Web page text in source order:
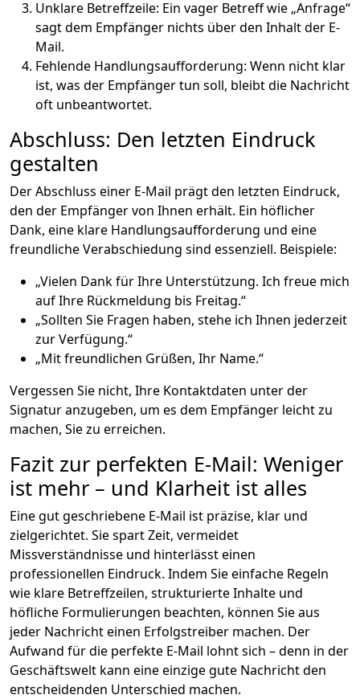
Unklare Betreffzeile: Ein vager Betreff wie „Anfrage“
sagt dem Empfänger nichts über den Inhalt der E-
Mail.
Fehlende Handlungsaufforderung: Wenn nicht klar
ist, was der Empfänger tun soll, bleibt die Nachricht
oft unbeantwortet.
Abschluss: Den letzten Eindruck
gestalten
Der Abschluss einer E-Mail prägt den letzten Eindruck,
den der Empfänger von Ihnen erhält. Ein höflicher
Dank, eine klare Handlungsaufforderung und eine
freundliche Verabschiedung sind essenziell. Beispiele:
„Vielen Dank für Ihre Unterstützung. Ich freue mich
auf Ihre Rückmeldung bis Freitag.“
„Sollten Sie Fragen haben, stehe ich Ihnen jederzeit
zur Verfügung.“
„Mit freundlichen Grüßen, Ihr Name.“
Vergessen Sie nicht, Ihre Kontaktdaten unter der
Signatur anzugeben, um es dem Empfänger leicht zu
machen, Sie zu erreichen.
Fazit zur perfekten E-Mail: Weniger
ist mehr – und Klarheit ist alles
Eine gut geschriebene E-Mail ist präzise, klar und
zielgerichtet. Sie spart Zeit, vermeidet
Missverständnisse und hinterlässt einen
professionellen Eindruck. Indem Sie einfache Regeln
wie klare Betreffzeilen, strukturierte Inhalte und
höfliche Formulierungen beachten, können Sie aus
jeder Nachricht einen Erfolgstreiber machen. Der
Aufwand für die perfekte E-Mail lohnt sich – denn in der
Geschäftswelt kann eine einzige gute Nachricht den
entscheidenden Unterschied machen.